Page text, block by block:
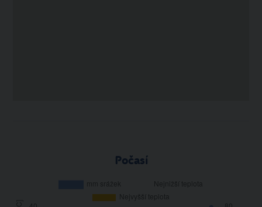
Počasí